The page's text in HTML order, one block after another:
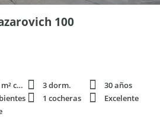
100
62,87 m² cubie. 3 dorm.
30 años
1 cocheras
Excelente